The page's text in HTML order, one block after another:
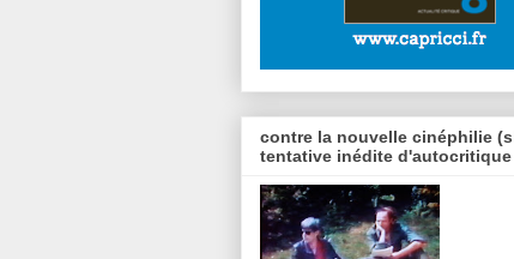
contre la nouvelle cinéphilie
tentative inédite d'autocritique